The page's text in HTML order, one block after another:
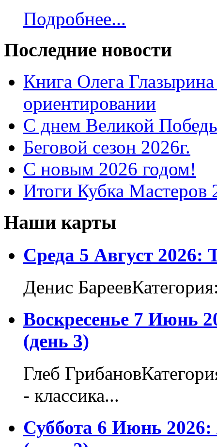
Подробнее...
Последние новости
Книга Олега
ориентировании
С днем Великой
Беговой сезон 2026г.
С новым 2026 годом!
Итоги Кубка Мастеров
Наши карты
Среда 5 Август 2026:
Денис
Воскресенье 7 Июнь
(день 3)
Глеб
- классика...
Суббота 6 Июнь